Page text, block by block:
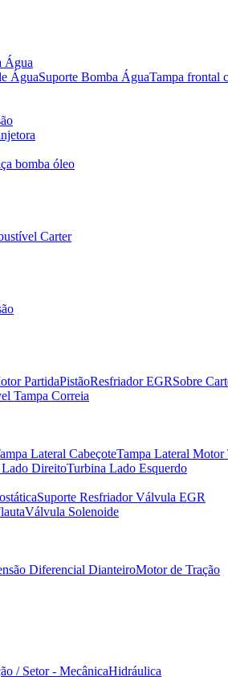
Água
ÁguaSuporte Bomba ÁguaTampa frontal
bomba óleo
Carter
PartidaPistãoResfriador EGRSobre
Tampa Correia
Lateral CabeçoteTampa Lateral Motor
DireitoTurbina Lado Esquerdo
Suporte Resfriador Válvula EGR
Válvula Solenoide
Diferencial DianteiroMotor de Tração
/ Setor - MecânicaHidráulica